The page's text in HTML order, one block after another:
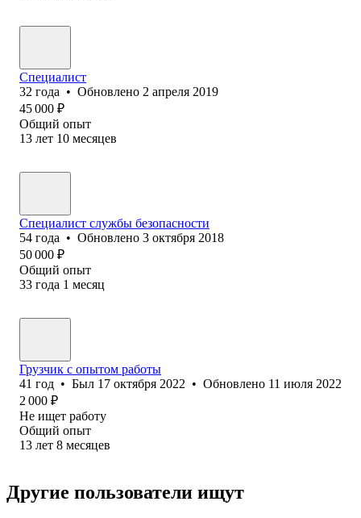
Специалист
32 года • Обновлено 2 апреля 2019
45 000 ₽
Общий опыт
13 лет 10 месяцев
Специалист службы безопасности
54 года • Обновлено 3 октября 2018
50 000 ₽
Общий опыт
33 года 1 месяц
Грузчик с опытом работы
41 год • Был 17 октября 2022 • Обновлено 11 июля 2022
2 000 ₽
Не ищет работу
Общий опыт
13 лет 8 месяцев
Другие пользователи ищут